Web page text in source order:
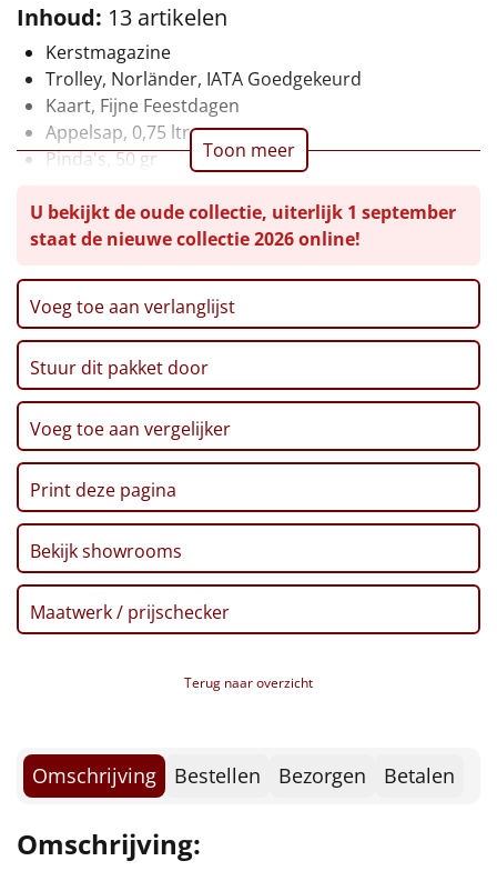
Leuke
Goedkope
Uniek
Artikel
Hitster NIEUW
Pizzarette
Tas
Wake up light
NIEUW
Borrelplank
Warmtekussen
NIEUW
Slowcooker
Alle artikelen
Overige
Ideeën
Inhoud: 13 artikelen
Kerstmagazine
Trolley, Norländer, IATA Goedgekeurd
Kaart, Fijne Feestdagen
Appelsap, 0,75 ltr
Pinda's, 50 gr
Sultana, 3-pack, 43 gr
Twix, 50 gr
Pannenkoekenmix, 400 gr
Speculoos Koekjes, 25 gr
Verpakt in een feestelijke kerstdoos, 55 x 35 x 24 cm
Toon meer
U bekijkt de oude collectie, uiterlijk 1 september
staat de nieuwe collectie 2026 online!
Voeg toe aan verlanglijst
Stuur dit pakket door
Voeg toe aan vergelijker
Print deze pagina
Bekijk showrooms
Maatwerk / prijschecker
Terug naar overzicht
Omschrijving Bestellen Bezorgen Betalen
Omschrijving: